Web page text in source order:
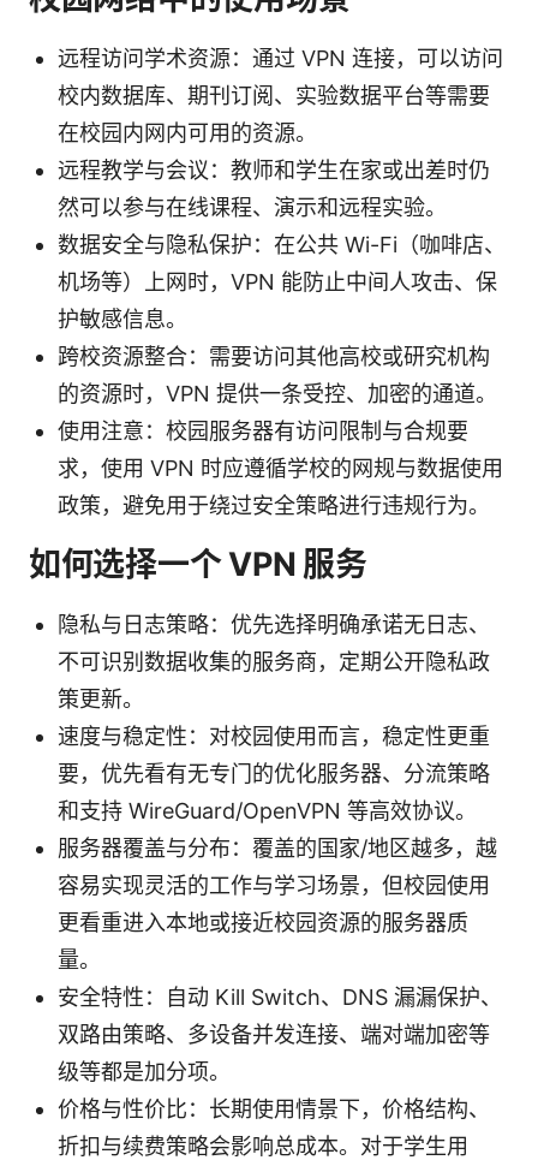
远程访问学术资源：通过 VPN 连接，可以访问
校内数据库、期刊订阅、实验数据平台等需要
在校园内网内可用的资源。
远程教学与会议：教师和学生在家或出差时仍
然可以参与在线课程、演示和远程实验。
数据安全与隐私保护：在公共 Wi-Fi（咖啡店、
机场等）上网时，VPN 能防止中间人攻击、保
护敏感信息。
跨校资源整合：需要访问其他高校或研究机构
的资源时，VPN 提供一条受控、加密的通道。
使用注意：校园服务器有访问限制与合规要
求，使用 VPN 时应遵循学校的网规与数据使用
政策，避免用于绕过安全策略进行违规行为。
如何选择一个 VPN 服务
隐私与日志策略：优先选择明确承诺无日志、
不可识别数据收集的服务商，定期公开隐私政
策更新。
速度与稳定性：对校园使用而言，稳定性更重
要，优先看有无专门的优化服务器、分流策略
和支持 WireGuard/OpenVPN 等高效协议。
服务器覆盖与分布：覆盖的国家/地区越多，越
容易实现灵活的工作与学习场景，但校园使用
更看重进入本地或接近校园资源的服务器质
量。
安全特性：自动 Kill Switch、DNS 漏漏保护、
双路由策略、多设备并发连接、端对端加密等
级等都是加分项。
价格与性价比：长期使用情景下，价格结构、
折扣与续费策略会影响总成本。对于学生用